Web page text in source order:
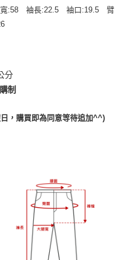
:58 袖長:22.5 袖口:19.5 臂
分
制
，購買即為同意等待追加^^)